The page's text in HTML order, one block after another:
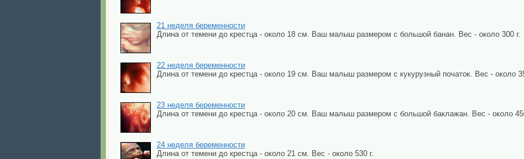
21 неделя беременности
Длина от темени до крестца - около 18 см. Ваш малыш размером с большой банан. Вес - около 300 г.
22 неделя беременности
Длина от темени до крестца - около 19 см. Ваш малыш размером с кукурузный початок. Вес - около
23 неделя беременности
Длина от темени до крестца - около 20 см. Ваш малыш размером с большой баклажан. Вес - около
24 неделя беременности
Длина от темени до крестца - около 21 см. Вес - около 530 г.